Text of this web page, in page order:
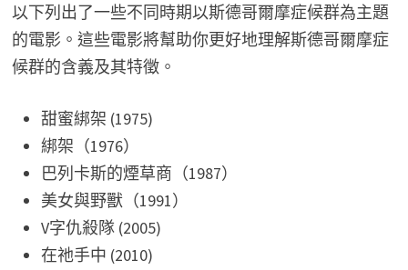
以下列出了一些不同時期以斯德哥爾摩症候群為主題
的電影。這些電影將幫助你更好地理解斯德哥爾摩症
候群的含義及其特徵。
甜蜜綁架 (1975)
綁架（1976）
巴列卡斯的煙草商（1987）
美女與野獸（1991）
V字仇殺隊 (2005)
在祂手中 (2010)